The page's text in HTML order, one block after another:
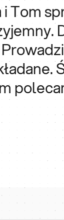
Tom